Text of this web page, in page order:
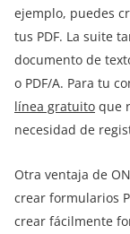
ejemplo, puedes
tus PDF. La suite
documento de
o PDF/A. Para tu
línea gratuito que
necesidad de
Otra ventaja de
crear formularios
crear fácilmente